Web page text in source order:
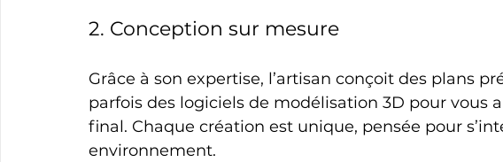
2. Conception sur mesure
Grâce à son expertise, l’artisan conçoit des plans
parfois des logiciels de modélisation 3D pour vous
final. Chaque création est unique, pensée pour
environnement.